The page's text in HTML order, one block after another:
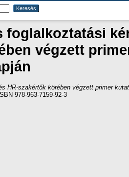
foglalkoztatási
végzett
szakértők körében végzett primer
978-963-7159-92-3